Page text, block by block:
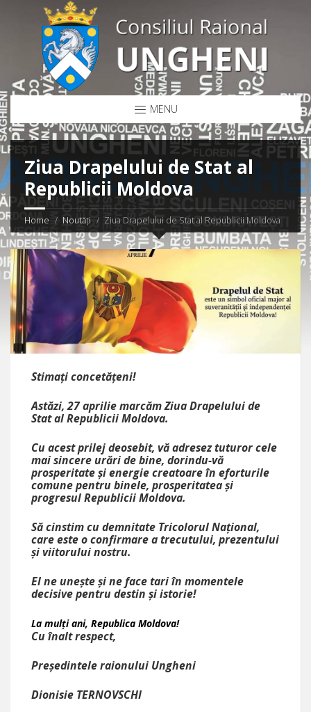
MENU
Ziua Drapelului de Stat al
Republicii Moldova
Home Noutăți Ziua Drapelului de Stat al Republicii Moldova
Stimați concetățeni!
Astăzi, 27 aprilie marcăm Ziua Drapelului de
Stat al Republicii Moldova.
Cu acest prilej deosebit, vă adresez tuturor cele
mai sincere urări de bine, dorindu-vă
prosperitate şi energie creatoare în eforturile
comune pentru binele, prosperitatea şi
progresul Republicii Moldova.
Să cinstim cu demnitate Tricolorul Național,
care este o confirmare a trecutului, prezentului
și viitorului nostru.
El ne unește și ne face tari în momentele
decisive pentru destin și istorie!
La mulți ani, Republica Moldova!
Cu înalt respect,
Președintele raionului Ungheni
Dionisie TERNOVSCHI